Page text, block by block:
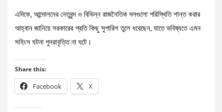
এদিকে, আন্দোলনের নেতৃবৃন্দ ও বিভিন্ন রাজনৈতিক দলগুলো পরিস্থিতি শান্ত করার
আহ্বান জানিয়ে সরকারের প্রতি কিছু সুপারিশ তুলে ধরেছেন, যাতে ভবিষ্যতে এমন
সহিংস ঘটনা পুনরাবৃত্তি না ঘটে।
Share this:
Facebook X